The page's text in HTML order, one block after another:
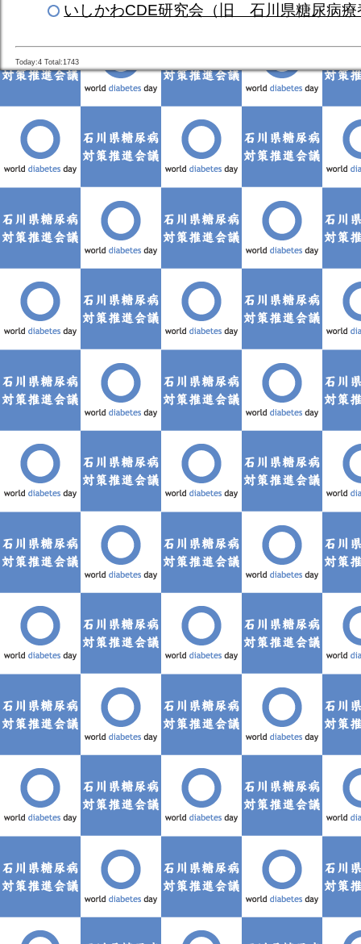
いしかわCDE研究会（旧 石川県糖尿病療
Today:4 Total:1743